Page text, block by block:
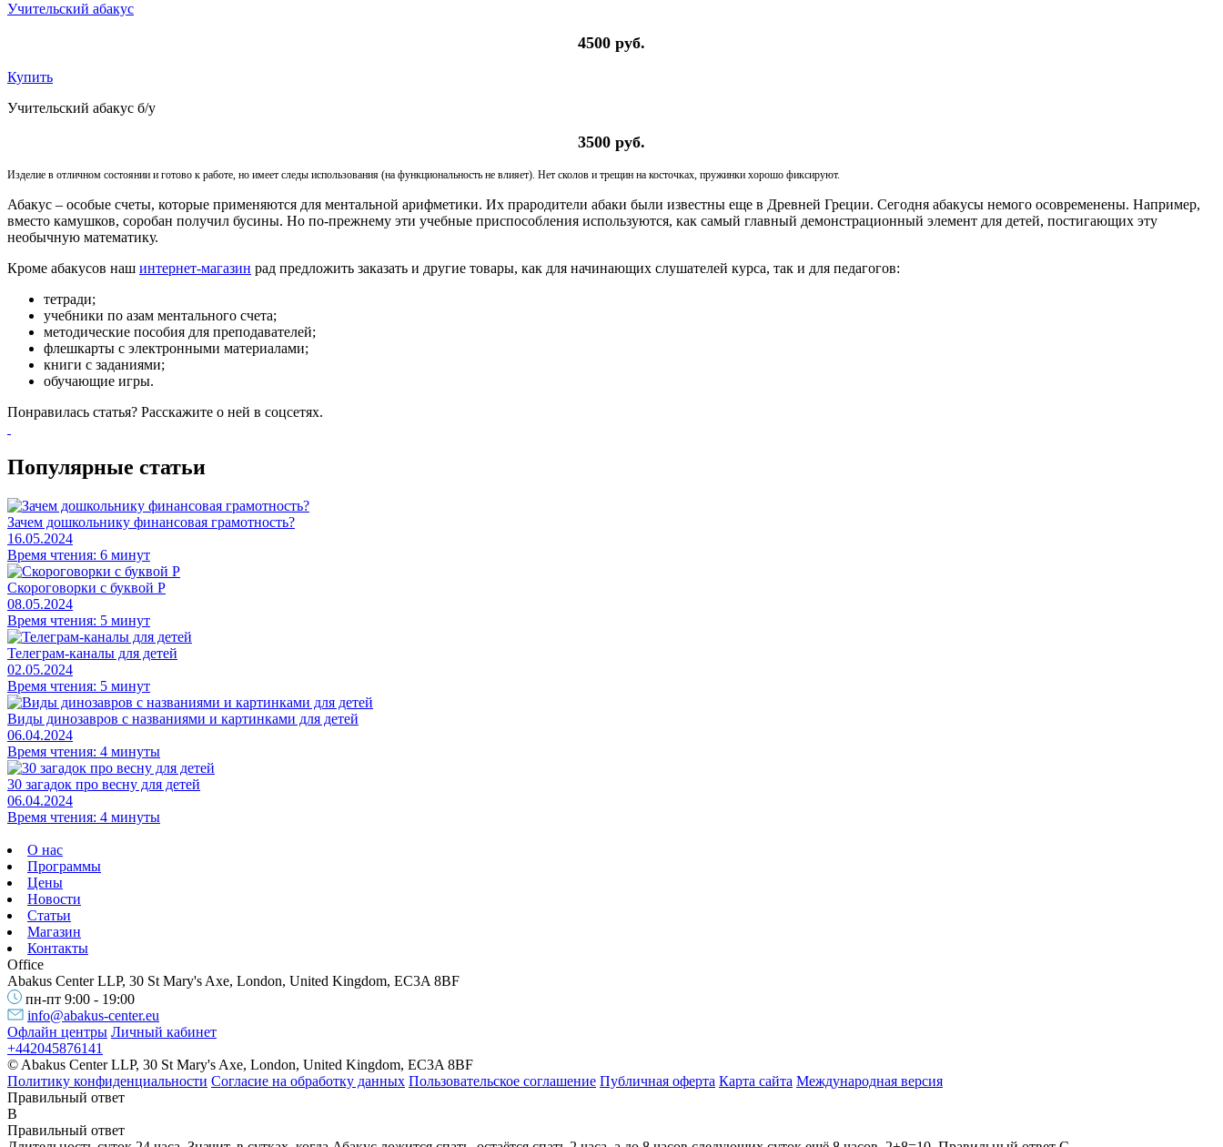
Учительский абакус
4500 руб.
Купить
Учительский абакус б/у
3500 руб.
Изделие в отличном состоянии и готово к работе, но имеет следы использования (на функциональность не влияет). Нет сколов и трещин на косточках, пружинки хорошо фиксируют.
Абакус – особые счеты, которые применяются для ментальной арифметики. Их прародители абаки были известны еще в Древней Греции. Сегодня абакусы немого осовременены. Например,
вместо камушков, соробан получил бусины. Но по-прежнему эти учебные приспособления используются, как самый главный демонстрационный элемент для детей, постигающих эту
необычную математику.
Кроме абакусов наш интернет-магазин рад предложить заказать и другие товары, как для начинающих слушателей курса, так и для педагогов:
тетради;
учебники по азам ментального счета;
методические пособия для преподавателей;
флешкарты с электронными материалами;
книги с заданиями;
обучающие игры.
Понравилась статья? Расскажите о ней в соцсетях.
Популярные статьи
Зачем дошкольнику финансовая грамотность?
16.05.2024
Время чтения: 6 минут
Скороговорки с буквой Р
08.05.2024
Время чтения: 5 минут
Телеграм-каналы для детей
02.05.2024
Время чтения: 5 минут
Виды динозавров с названиями и картинками для детей
06.04.2024
Время чтения: 4 минуты
30 загадок про весну для детей
06.04.2024
Время чтения: 4 минуты
О нас
Программы
Цены
Новости
Статьи
Магазин
Контакты
Office
Abakus Center LLP, 30 St Mary's Axe, London, United Kingdom, EC3A 8BF
пн-пт 9:00 - 19:00
info@abakus-center.eu
Офлайн центры Личный кабинет
+442045876141
© Abakus Center LLP, 30 St Mary's Axe, London, United Kingdom, EC3A 8BF
Политику конфиденциальности Согласие на обработку данных Пользовательское соглашение Публичная оферта Карта сайта Международная версия
Правильный ответ
B
Правильный ответ